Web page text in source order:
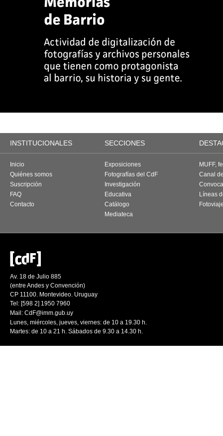
INSTITUCIONALES SECCIONES
Inicio
Quiénes somos
Suscripción
FAQ
Contacto
Exposiciones
Fotografías del CdF
Investigación
Educativa
Catálogo
Mediateca
MUFF,
Canal
Líneas
Av. 18 de Julio 885
(entre Andes y Convención)
CP 11100. Montevideo. Uruguay
Tel: [598 2] 1950 7960
Mail: CdF@imm.gub.uy
Lunes, miércoles, jueves, viernes: de 10 a 19.30 h.
Martes: de 10 a 21 h. Sábados de 9.30 a 14.30 h.